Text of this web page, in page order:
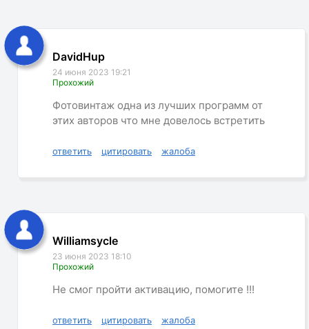
DavidHup
24 июня 2023 19:21
Прохожий
Фотовинтаж одна из лучших программ от
этих авторов что мне довелось встретить
ответить цитировать жалоба
Williamsycle
23 июня 2023 18:10
Прохожий
Не смог пройти активацию, помогите !!!
ответить цитировать жалоба